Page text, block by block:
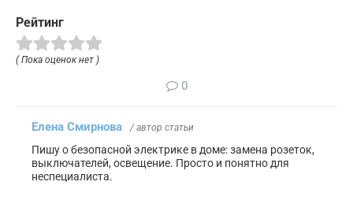
Рейтинг
( Пока оценок нет )
0
Елена Смирнова / автор статьи
Пишу о безопасной электрике в доме: замена розеток,
выключателей, освещение. Просто и понятно для
неспециалиста.